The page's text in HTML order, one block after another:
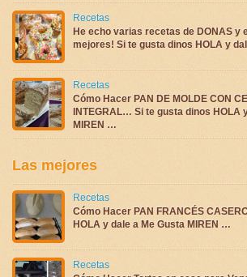
Recetas
He echo varias recetas de DONAS y
mejores! Si te gusta dinos HOLA y
Recetas
Cómo Hacer PAN DE MOLDE CON
INTEGRAL… Si te gusta dinos HOLA
MIREN …
Las mejores
Recetas
Cómo Hacer PAN FRANCÉS
HOLA y dale a Me Gusta MIREN …
Recetas